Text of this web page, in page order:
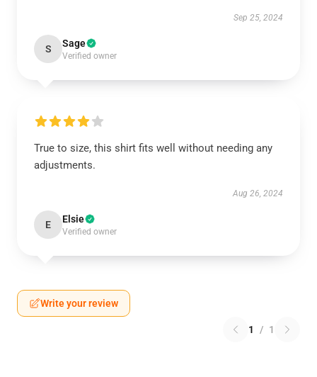
Sep 25, 2024
S Sage
Verified owner
True to size, this shirt fits well without needing any
adjustments.
Aug 26, 2024
E Elsie
Verified owner
Write your review
1 / 1